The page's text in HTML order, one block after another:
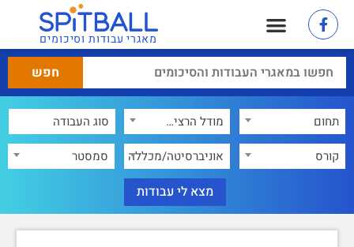
מאגרי עבודות וסיכומים
תחום
מודל הרציפות החוקתית
קורס
אוניברסיטה/מכללה סמסטר